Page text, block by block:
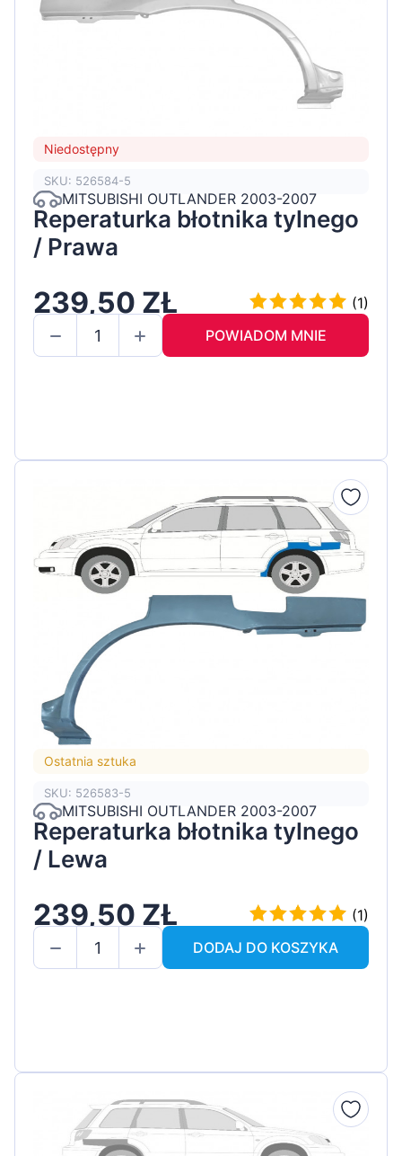
Niedostępny
SKU: 526584-5
MITSUBISHI OUTLANDER 2003-2007
Reperaturka błotnika tylnego
/ Prawa
239,50 ZŁ
(1)
POWIADOM MNIE
Ostatnia sztuka
SKU: 526583-5
MITSUBISHI OUTLANDER 2003-2007
Reperaturka błotnika tylnego
/ Lewa
239,50 ZŁ
(1)
DODAJ DO KOSZYKA